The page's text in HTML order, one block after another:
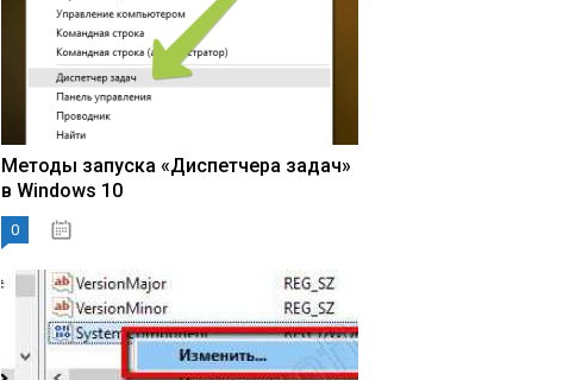
Методы запуска «Диспетчера задач»
в Windows 10
0